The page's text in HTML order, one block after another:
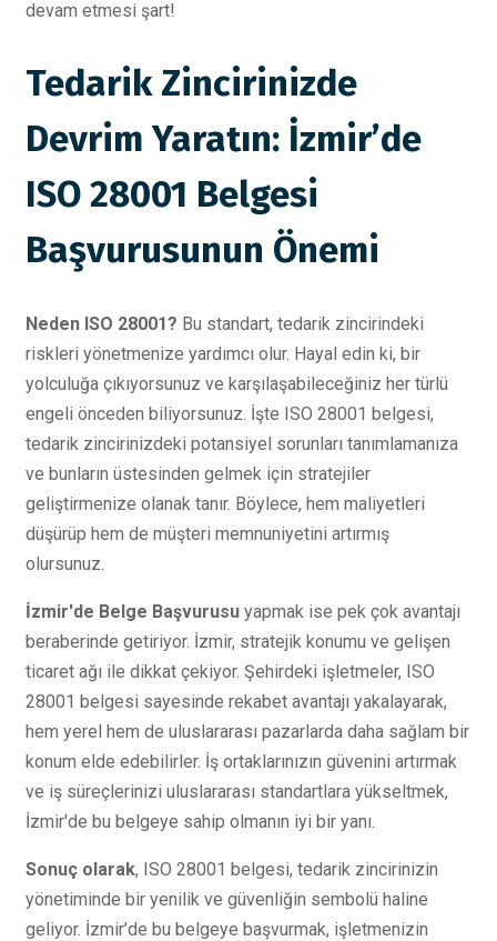
devam etmesi şart!
Tedarik Zincirinizde
Devrim Yaratın: İzmir’de
ISO 28001 Belgesi
Başvurusunun Önemi
Neden ISO 28001? Bu standart, tedarik zincirindeki
riskleri yönetmenize yardımcı olur. Hayal edin ki, bir
yolculuğa çıkıyorsunuz ve karşılaşabileceğiniz her türlü
engeli önceden biliyorsunuz. İşte ISO 28001 belgesi,
tedarik zincirinizdeki potansiyel sorunları tanımlamanıza
ve bunların üstesinden gelmek için stratejiler
geliştirmenize olanak tanır. Böylece, hem maliyetleri
düşürüp hem de müşteri memnuniyetini artırmış
olursunuz.
İzmir'de Belge Başvurusu yapmak ise pek çok avantajı
beraberinde getiriyor. İzmir, stratejik konumu ve gelişen
ticaret ağı ile dikkat çekiyor. Şehirdeki işletmeler, ISO
28001 belgesi sayesinde rekabet avantajı yakalayarak,
hem yerel hem de uluslararası pazarlarda daha sağlam bir
konum elde edebilirler. İş ortaklarınızın güvenini artırmak
ve iş süreçlerinizi uluslararası standartlara yükseltmek,
İzmir'de bu belgeye sahip olmanın iyi bir yanı.
Sonuç olarak, ISO 28001 belgesi, tedarik zincirinizin
yönetiminde bir yenilik ve güvenliğin sembolü haline
geliyor. İzmir’de bu belgeye başvurmak, işletmenizin